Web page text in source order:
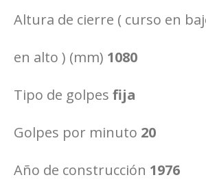
Altura de cierre ( curso en
en alto ) (mm) 1080
Tipo de golpes fija
Golpes por minuto 20
Año de construcción 1976